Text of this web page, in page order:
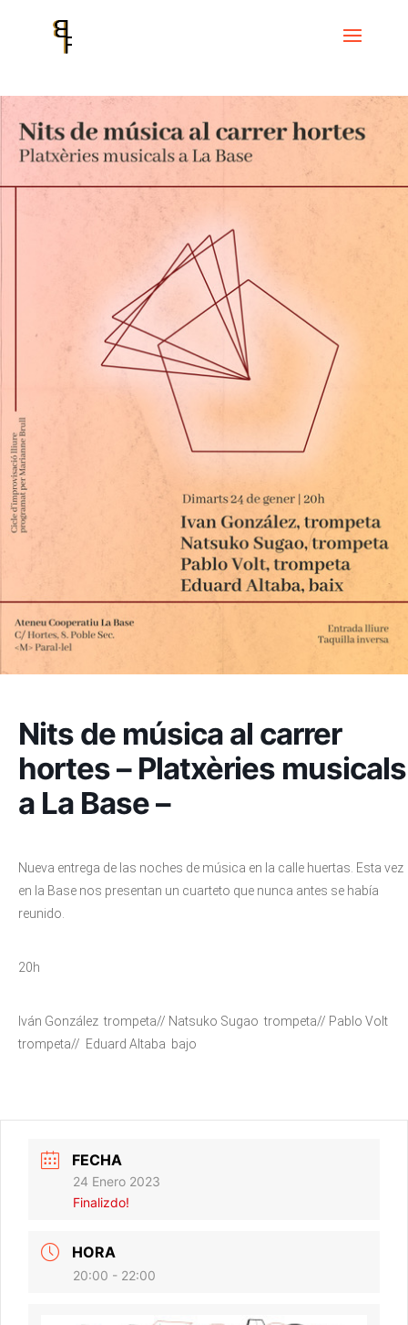
Nits de música al carrer hortes –
Platxèries musicals a La Base –
Nits de música al carrer
hortes – Platxèries musicals
a La Base –
Nueva entrega de las noches de música en la calle huertas. Esta vez
en la Base nos presentan un cuarteto que nunca antes se había
reunido.
20h
Iván González trompeta// Natsuko Sugao trompeta// Pablo Volt
trompeta// Eduard Altaba bajo
FECHA
24 Enero 2023
Finalizdo!
HORA
20:00 - 22:00